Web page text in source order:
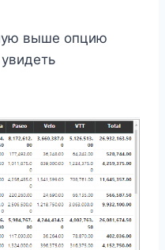
выше опцию